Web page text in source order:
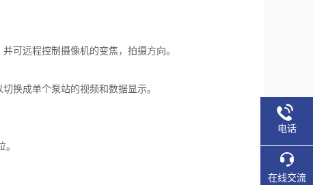
可远程控制摄像机的变焦，拍摄方向。
换成单个泵站的视频和数据显示。
电话
在线交流